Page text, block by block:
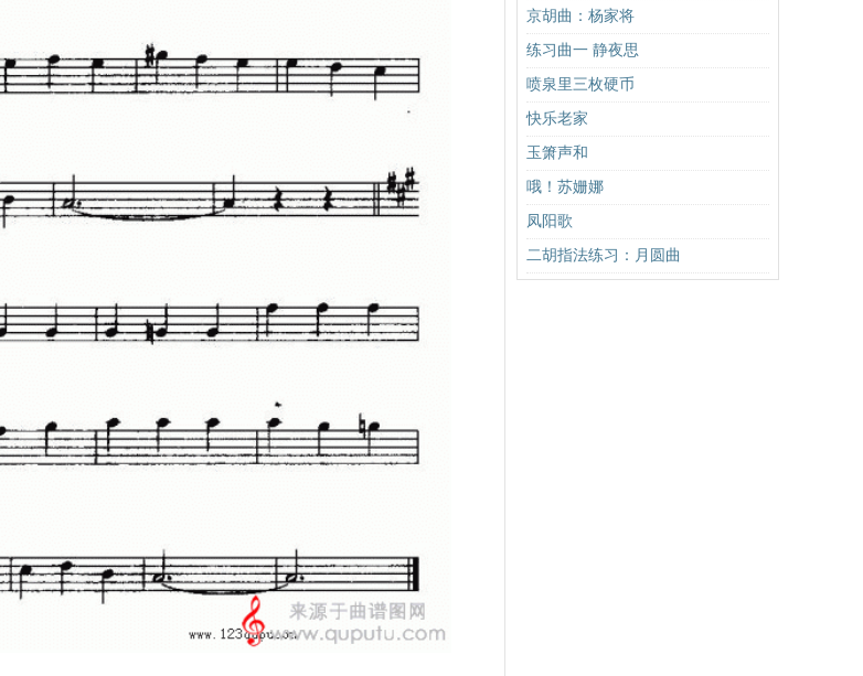
京胡曲：杨家将
练习曲一 静夜思
喷泉里三枚硬币
快乐老家
玉箫声和
哦！苏姗娜
凤阳歌
二胡指法练习：月圆曲